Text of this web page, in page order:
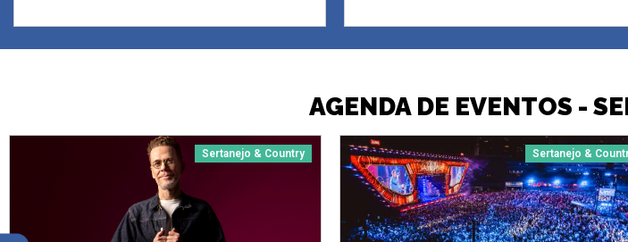
AGENDA DE EVENTOS -
Sertanejo & Country Sertanejo &